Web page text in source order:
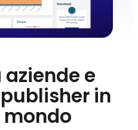
e
in